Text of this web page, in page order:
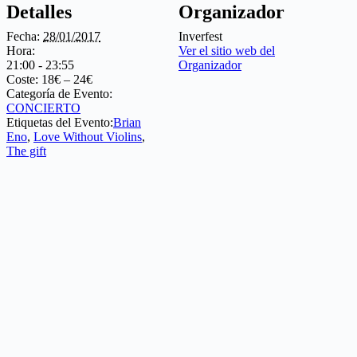
Detalles
Fecha: 28/01/2017
Hora:
21:00 - 23:55
Coste: 18€ – 24€
Categoría de Evento:
CONCIERTO
Etiquetas del Evento:Brian
Eno, Love Without Violins,
The gift
Organizador
Inverfest
Ver el sitio web del
Organizador